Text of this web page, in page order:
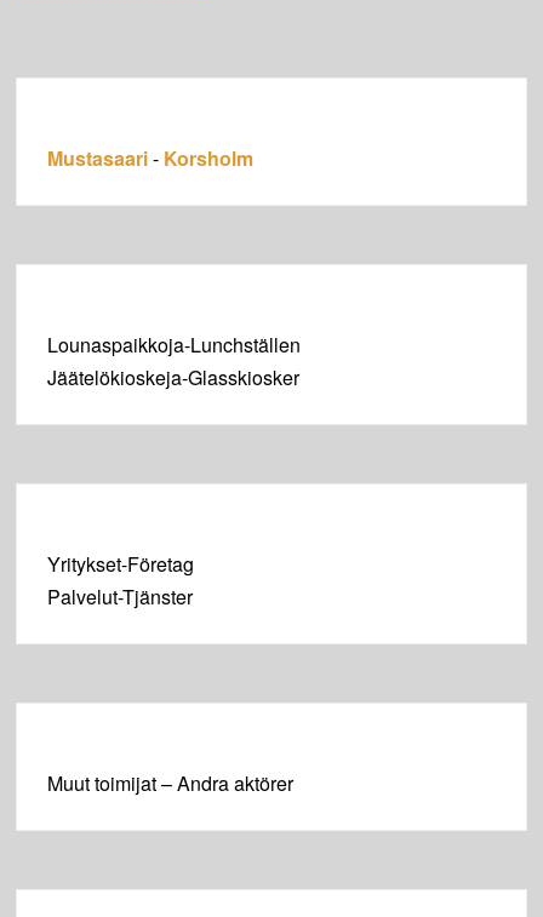
Mustasaari- Korsholm
Lounaspaikkoja-Lunchställen
Jäätelökioskeja-Glasskiosker
Yritykset-Företag
Palvelut-Tjänster
Muut toimijat – Andra aktörer